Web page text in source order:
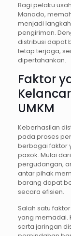
Bagi pelaku
Manado,
menjadi
pengiriman.
distribusi dapat
tetap terjaga,
dipertahankan.
Faktor
UMKM
Keberhasilan
pada proses
berbagai faktor
pasok. Mulai
pergudangan,
antar pihak
barang dapat
secara efisien.
Salah satu
yang memadai.
serta jaringan